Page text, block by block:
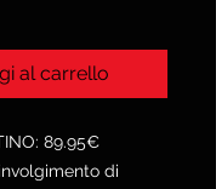
al carrello
89.95€
di